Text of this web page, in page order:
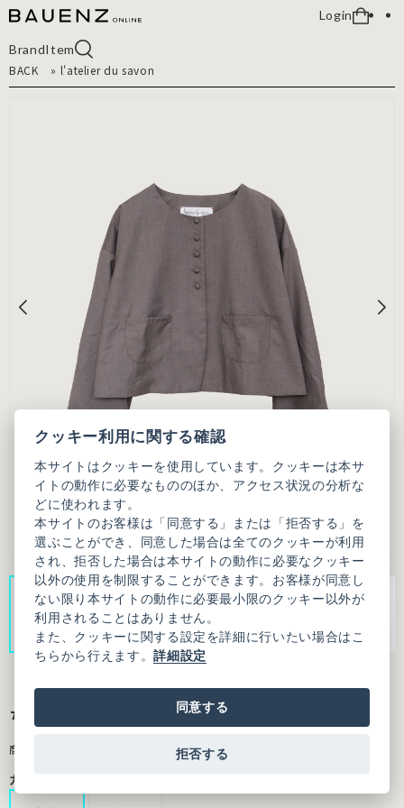
Login
BrandItem
BACK
» l'atelier du savon
ちびころボタン まるいお袖のジャケット
商品番号：7301JK002261F18
カラー
クッキー利用に関する確認
本サイトはクッキーを使用しています。クッキーは本サ
イトの動作に必要なもののほか、アクセス状況の分析な
どに使われます。
本サイトのお客様は「同意する」または「拒否する」を
選ぶことができ、同意した場合は全てのクッキーが利用
され、拒否した場合は本サイトの動作に必要なクッキー
以外の使用を制限することができます。お客様が同意し
ない限り本サイトの動作に必要最小限のクッキー以外が
利用されることはありません。
また、クッキーに関する設定を詳細に行いたい場合はこ
ちらから行えます。詳細設定
同意する
拒否する